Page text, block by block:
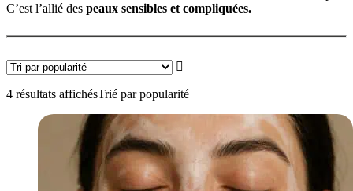
C’est l’allié des peaux sensibles et compliquées.
4 résultats affichésTrié par popularité